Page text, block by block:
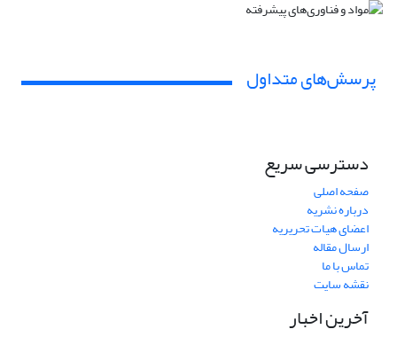
پرسش‌های متداول
دسترسی سریع
صفحه اصلی
درباره نشریه
اعضای هیات تحریریه
ارسال مقاله
تماس با ما
نقشه سایت
آخرین اخبار